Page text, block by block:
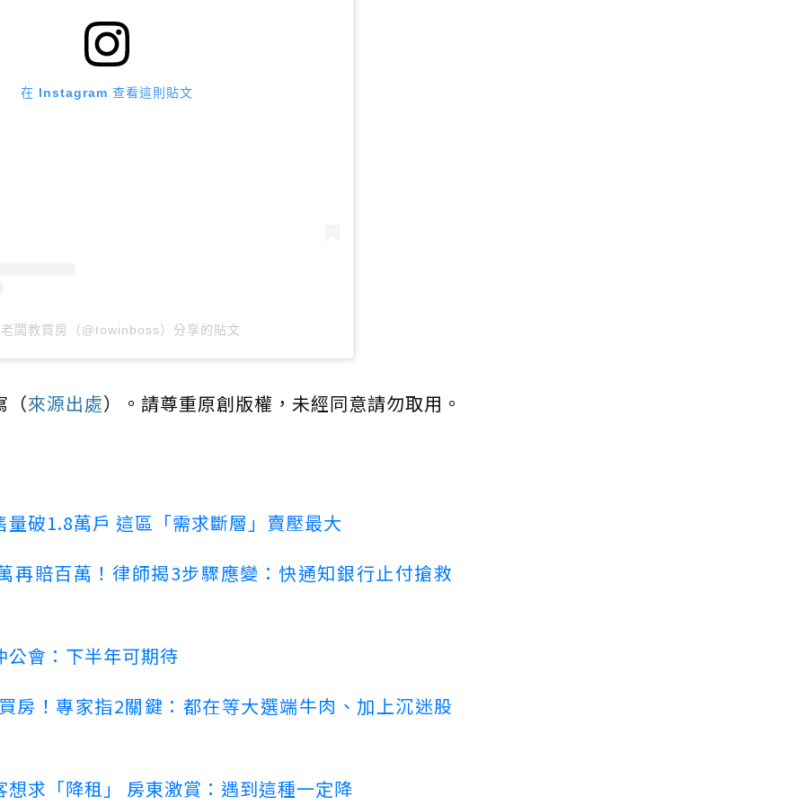
在 Instagram 查看這則貼文
闆教買房（@towinboss）分享的貼文
（來源出處）。請尊重原創版權，未經同意請勿取用。
破1.8萬戶 這區「需求斷層」賣壓最大
再賠百萬！律師揭3步驟應變：快通知銀行止付搶救
會：下半年可期待
房！專家指2關鍵：都在等大選端牛肉、加上沉迷股
求「降租」 房東激賞：遇到這種一定降